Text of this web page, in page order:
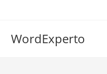
WordExperto